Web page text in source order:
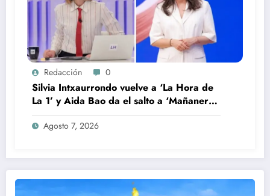
Redacción 0
Silvia Intxaurrondo vuelve a ‘La Hora de
La 1’ y Aida Bao da el salto a ‘Mañaneros
360’
Agosto 7, 2026